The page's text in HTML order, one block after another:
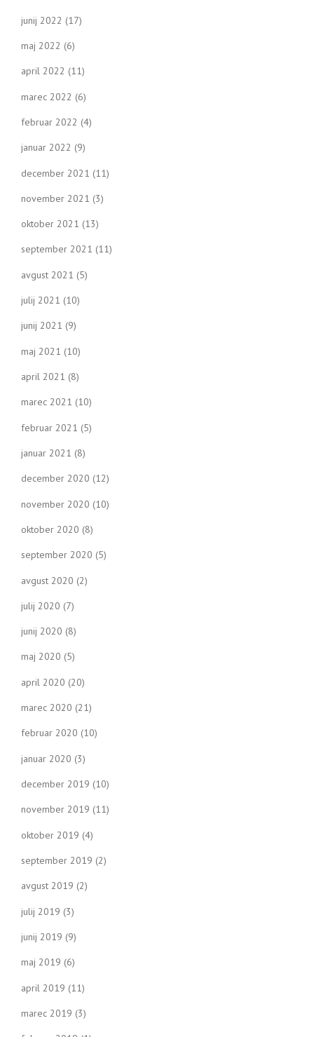
junij 2022 (17)
maj 2022 (6)
april 2022 (11)
marec 2022 (6)
februar 2022 (4)
januar 2022 (9)
december 2021 (11)
november 2021 (3)
oktober 2021 (13)
september 2021 (11)
avgust 2021 (5)
julij 2021 (10)
junij 2021 (9)
maj 2021 (10)
april 2021 (8)
marec 2021 (10)
februar 2021 (5)
januar 2021 (8)
december 2020 (12)
november 2020 (10)
oktober 2020 (8)
september 2020 (5)
avgust 2020 (2)
julij 2020 (7)
junij 2020 (8)
maj 2020 (5)
april 2020 (20)
marec 2020 (21)
februar 2020 (10)
januar 2020 (3)
december 2019 (10)
november 2019 (11)
oktober 2019 (4)
september 2019 (2)
avgust 2019 (2)
julij 2019 (3)
junij 2019 (9)
maj 2019 (6)
april 2019 (11)
marec 2019 (3)